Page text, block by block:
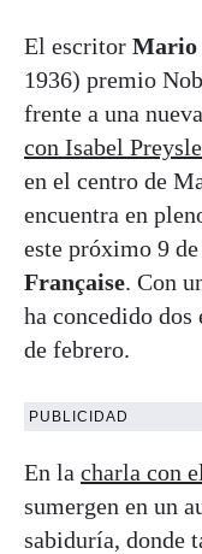
El escritor Mario
1936) premio
frente a una
con Isabel
en el centro de
encuentra en
este próximo 9
Française. Con
ha concedido dos
de febrero.
PUBLICIDAD
En la charla con
sumergen en un
sabiduría, donde